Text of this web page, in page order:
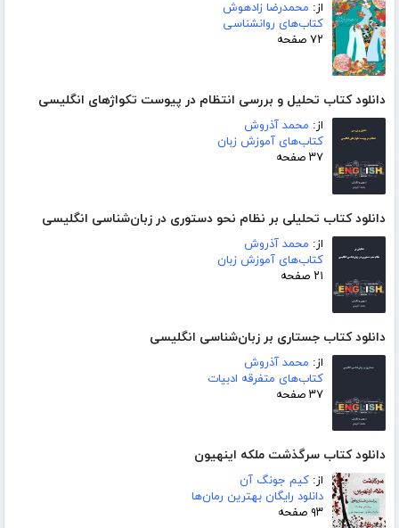
از: محمدرضا زادهوش
کتاب‌های روانشناسی
۷۲ صفحه
دانلود کتاب تحلیل و بررسی انتظام در پیوست تکواژهای انگلیسی
از: محمد آذروش
کتاب‌های آموزش زبان
۳۷ صفحه
دانلود کتاب تحلیلی بر نظام نحو دستوری در زبان‌شناسی انگلیسی
از: محمد آذروش
کتاب‌های آموزش زبان
۲۱ صفحه
دانلود کتاب جستاری بر زبان‌شناسی انگلیسی
از: محمد آذروش
کتاب‌های متفرقه ادبیات
۳۷ صفحه
دانلود کتاب سرگذشت ملکه اینهیون
از: کیم جونگ آن
دانلود رایگان بهترین رمان‌ها
۹۳ صفحه